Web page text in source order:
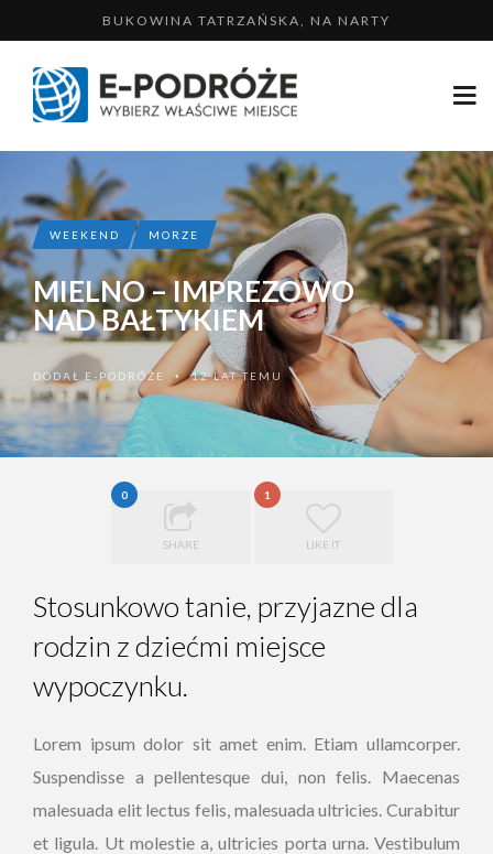
BUKOWINA TATRZAŃSKA, NA NARTY
MIKOŁAJKI – LATEM NAD JEZIOREM
USTKA – WYPOCZYNEK NAD MORZEM
WEEKEND MORZE
MIELNO – IMPREZOWO
NAD BAŁTYKIEM
DODAŁ E-PODRÓŻE •12 LAT TEMU
0
SHARE
1
LIKE IT
Stosunkowo tanie, przyjazne dla
rodzin z dziećmi miejsce
wypoczynku.
Lorem ipsum dolor sit amet enim. Etiam ullamcorper.
Suspendisse a pellentesque dui, non felis. Maecenas
malesuada elit lectus felis, malesuada ultricies. Curabitur
et ligula. Ut molestie a, ultricies porta urna. Vestibulum